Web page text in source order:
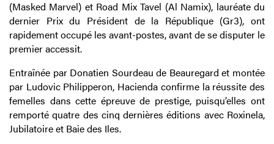
(Masked Marvel) et Road Mix Tavel (Al Namix), lauréate du
dernier Prix du Président de la République (Gr3), ont
rapidement occupé les avant-postes, avant de se disputer le
premier accessit.
Entraînée par Donatien Sourdeau de Beauregard et montée
par Ludovic Philipperon, Hacienda confirme la réussite des
femelles dans cette épreuve de prestige, puisqu’elles ont
remporté quatre des cinq dernières éditions avec Roxinela,
Jubilatoire et Baie des Iles.